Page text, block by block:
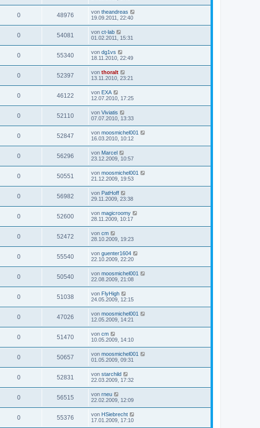
0 48976 von theandreas
19.09.2011, 22:40
0 54081 von ct-lab
01.02.2011, 15:31
0 55340 von dg1vs
18.11.2010, 22:49
0 52397 von thoralt
13.11.2010, 23:21
0 46122 von EXA
12.07.2010, 17:25
0 52110 von Viviatis
07.07.2010, 13:33
0 52847 von moosmichel001
16.03.2010, 10:12
0 56296 von Marcel
23.12.2009, 10:57
0 50551 von moosmichel001
21.12.2009, 19:53
0 56982 von PatHoff
29.11.2009, 23:38
0 52600 von magicroomy
28.11.2009, 10:17
0 52472 von cm
28.10.2009, 19:23
0 55540 von guenter1604
22.10.2009, 22:20
0 50540 von moosmichel001
22.08.2009, 21:08
0 51038 von FlyHigh
24.05.2009, 12:15
0 47026 von moosmichel001
12.05.2009, 14:21
0 51470 von cm
10.05.2009, 14:10
0 50657 von moosmichel001
01.05.2009, 09:31
0 52831 von starchild
22.03.2009, 17:32
0 56515 von rneu
22.02.2009, 12:09
0 55376 von HSiebrecht
17.01.2009, 17:10